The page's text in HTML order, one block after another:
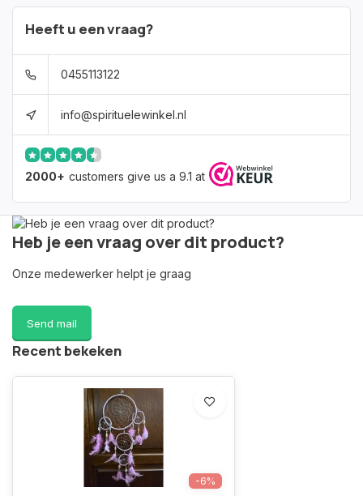
Heeft u een vraag?
0455113122
info@spirituelewinkel.nl
2000+ customers give us a 9.1 at
Heb je een vraag over dit product?
Onze medewerker helpt je graag
Send mail
Recent bekeken
-6%